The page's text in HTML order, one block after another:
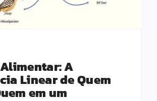
A
Linear de Quem
em um